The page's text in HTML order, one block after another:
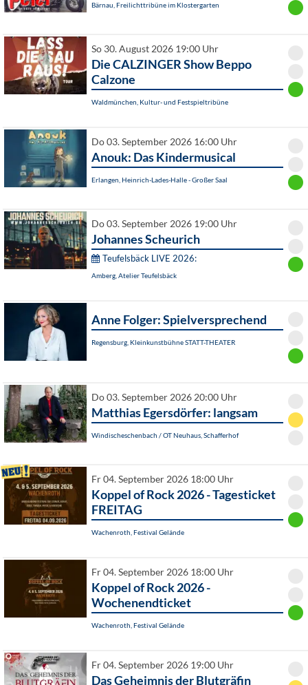
Bärnau, Freilichttribüne im Klostergarten
So 30. August 2026 19:00 Uhr
Die CALZINGER Show Beppo
Calzone
Waldmünchen, Kultur- und Festspieltribüne
Do 03. September 2026 16:00 Uhr
Anouk: Das Kindermusical
Erlangen, Heinrich-Lades-Halle - Großer Saal
Do 03. September 2026 19:00 Uhr
Johannes Scheurich
Teufelsbäck LIVE 2026:
Amberg, Atelier Teufelsbäck
Anne Folger: Spielversprechend
Regensburg, Kleinkunstbühne STATT-THEATER
Do 03. September 2026 20:00 Uhr
Matthias Egersdörfer: langsam
Windischeschenbach / OT Neuhaus, Schafferhof
Fr 04. September 2026 18:00 Uhr
Koppel of Rock 2026 - Tagesticket
FREITAG
Wachenroth, Festival Gelände
Fr 04. September 2026 18:00 Uhr
Koppel of Rock 2026 -
Wochenendticket
Wachenroth, Festival Gelände
Fr 04. September 2026 19:00 Uhr
Das Geheimnis der Blutgräfin